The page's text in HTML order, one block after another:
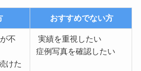
おすすめでない方
不
けた
実績を重視したい
症例写真を確認したい